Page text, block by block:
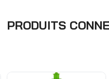
PRODUITS